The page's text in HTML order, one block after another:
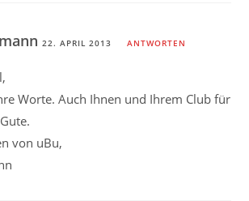
22. APRIL 2013 ANTWORTEN
Worte. Auch Ihnen und Ihrem Club für
von uBu,